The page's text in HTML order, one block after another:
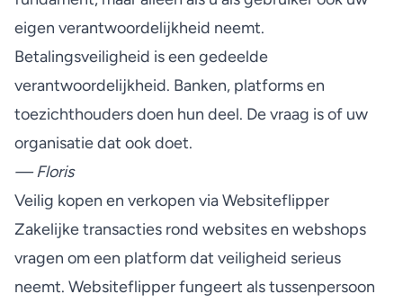
eigen verantwoordelijkheid neemt.
Betalingsveiligheid is een gedeelde
verantwoordelijkheid. Banken, platforms en
toezichthouders doen hun deel. De vraag is of uw
organisatie dat ook doet.
— Floris
Veilig kopen en verkopen via Websiteflipper
Zakelijke transacties rond websites en webshops
vragen om een platform dat veiligheid serieus
neemt. Websiteflipper fungeert als tussenpersoon